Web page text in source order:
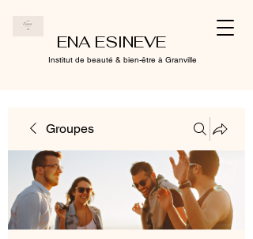
ENA ESINEVE
Institut de beauté & bien-être à Granville
Groupes